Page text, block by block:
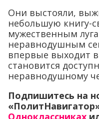
Они выстояли,
небольшую книгу-
мужественным
неравнодушным
впервые выходит
становится
неравнодушному
Подпишитесь на
Одноклассниках